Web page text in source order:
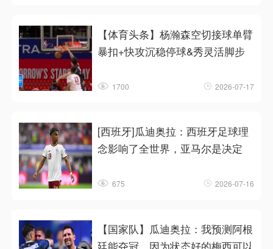
【体育头条】杨瀚森空切接球单臂
暴扣+快攻沉稳停球&秀灵活脚步
1700 2026-07-17
[西班牙]瓜迪奥拉：西班牙足球理
念影响了全世界，亚马尔是决定
675 2026-07-16
【国家队】瓜迪奥拉：我预测阿根
廷能夺冠，因为状态好的梅西可以